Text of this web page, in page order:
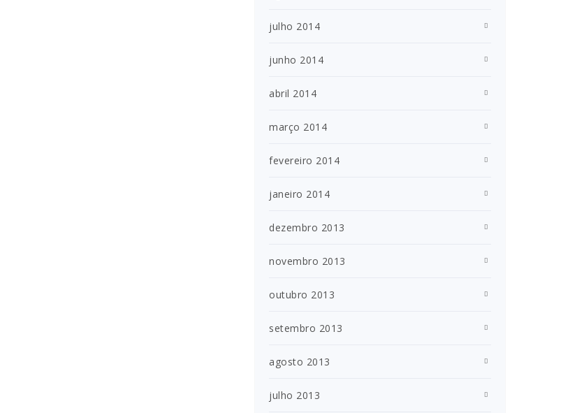
julho 2014
junho 2014
abril 2014
março 2014
fevereiro 2014
janeiro 2014
dezembro 2013
novembro 2013
outubro 2013
setembro 2013
agosto 2013
julho 2013